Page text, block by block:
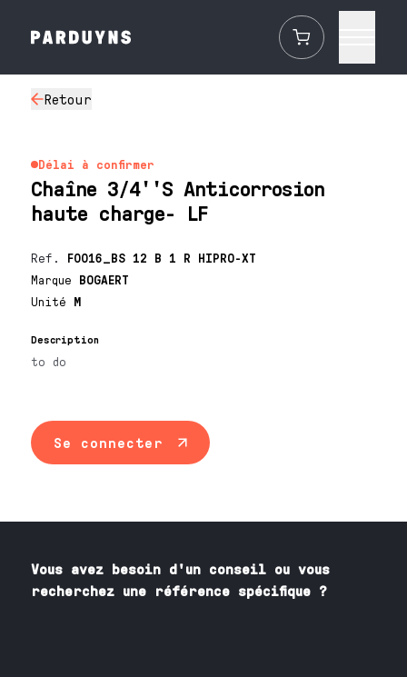
Retour
Délai à confirmer
Chaîne 3/4''S Anticorrosion
haute charge- LF
Ref. F0016_BS 12 B 1 R HIPRO-XT
Marque BOGAERT
Unité M
Description
to do
Se connecter
Vous avez besoin d'un conseil ou vous
recherchez une référence spécifique ?